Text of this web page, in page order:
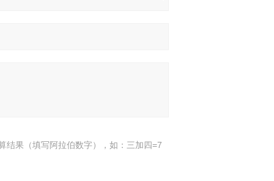
结果（填写阿拉伯数字），如：三加四=7